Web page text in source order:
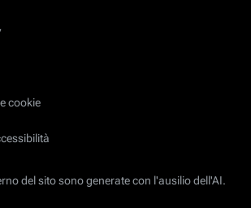
cookie
del sito sono generate con l'ausilio dell'AI.